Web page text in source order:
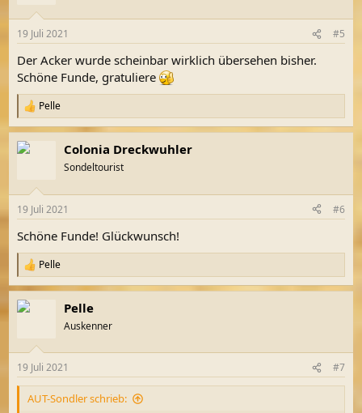
e
:
19 Juli 2021 #5
Der Acker wurde scheinbar wirklich übersehen bisher.
Schöne Funde, gratuliere
R
e
a
k
e
:
Pelle
Colonia Dreckwuhler
Sondeltourist
19 Juli 2021 #6
Schöne Funde! Glückwunsch!
R
e
a
k
e
n
Pelle
Pelle
Auskenner
19 Juli 2021 #7
AUT-Sondler schrieb: